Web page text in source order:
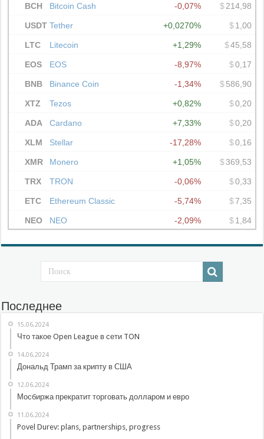
Последнее
15.06.2024
Что такое Open League в сети TON
14.06.2024
Дональд Трамп за крипту в США
12.06.2024
Мосбиржа прекратит торговать долларом и евро
11.06.2024
Povel Durev: plans, partnerships, progress